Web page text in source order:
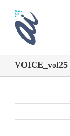
VOICE_vol25